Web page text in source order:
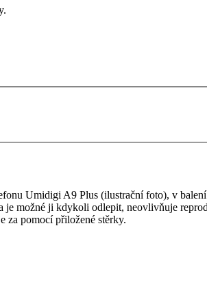
Umidigi A9 Plus (ilustrační foto), v
je možné ji kdykoli odlepit, neovlivňuje
za pomocí přiložené stěrky.